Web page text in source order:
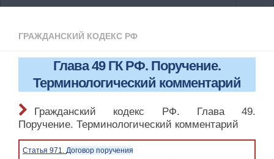
КБК 2019
ОКВЭД 2019
Онлайн-кассы 2019: 54-ФЗ!
Законодательство
ГРАЖДАНСКИЙ КОДЕКС РФ
Глава 49 ГК РФ. Поручение.
Терминологический комментарий
Гражданский кодекс РФ. Глава 49.
Поручение. Терминологический комментарий
Статья 971. Договор поручения